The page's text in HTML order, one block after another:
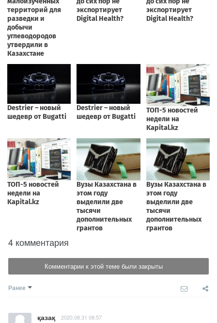
4 комментария
Комментарии к этой теме были закрыты
Ранее
қазақ 2020.08.31 08:57